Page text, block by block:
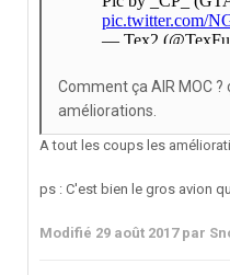
Comment ça AIR MOC
améliorations.
A tout les coups les
ps : C'est bien le gros avion
Modifié 29 août 2017par